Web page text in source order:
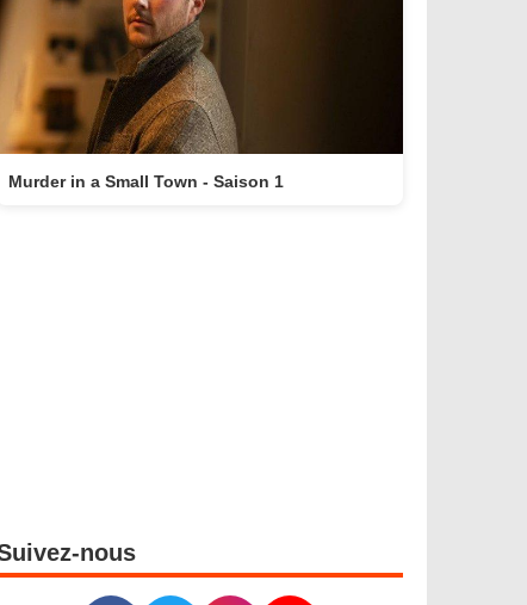
Murder in a Small Town - Saison 1
nous